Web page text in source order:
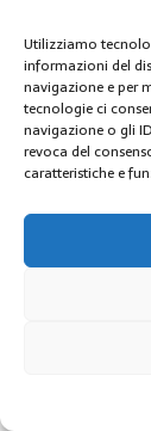
Utilizziamo
informazioni del
navigazione e per
tecnologie ci
navigazione o gli
revoca del
caratteristiche e
Per
cessioni
sanzioni,
poi si